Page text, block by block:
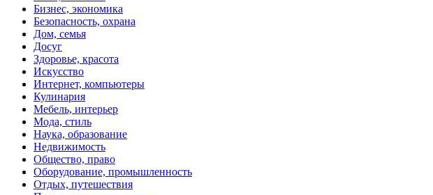
Бизнес, экономика
Безопасность, охрана
Дом, семья
Досуг
Здоровье, красота
Искусство
Интернет, компьютеры
Кулинария
Мебель, интерьер
Мода, стиль
Наука, образование
Недвижимость
Общество, право
Оборудование, промышленность
Отдых, путешествия